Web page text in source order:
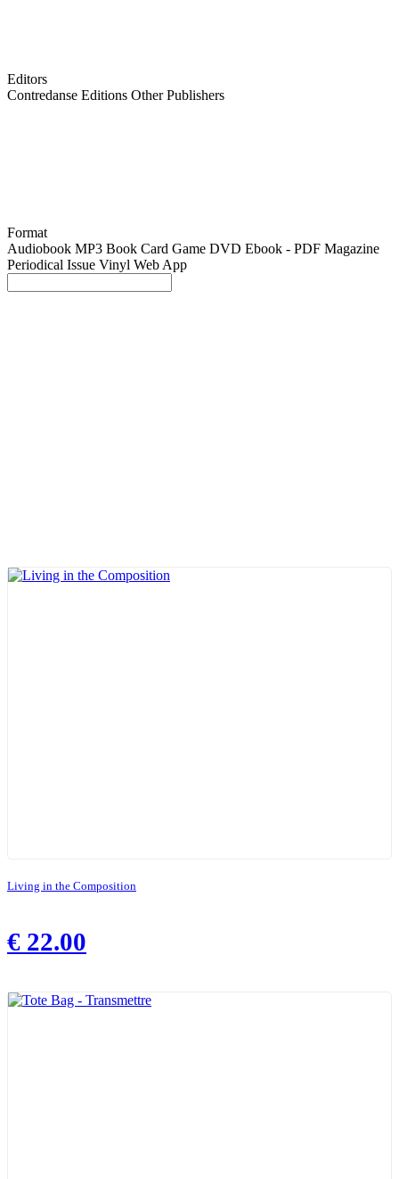
Editors
Contredanse Editions Other Publishers
Format
Audiobook MP3 Book Card Game DVD Ebook - PDF Magazine
Periodical Issue Vinyl Web App
Living in the Composition
€ 22.00